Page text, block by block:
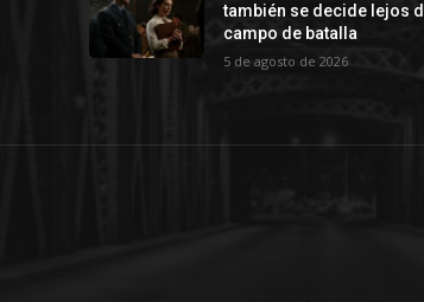
también se decide lejos
campo de batalla
5 de agosto de 2026